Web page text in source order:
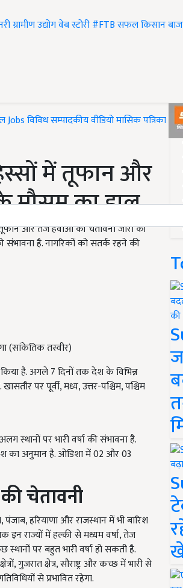
ग्रामीण उद्योगवेब स्टोरी#FTBसफल किसान
Jobsविविधसम्पादकीयवीडियोमासिक पत्रिका
में तूफान और
मौसम का हाल
और तेज हवाओं की चेतावनी जारी की
है. नागरिकों को सतर्क रहने की
(सांकेतिक तस्वीर)
है. अगले 7 दिनों तक देश के विभिन्न
पर पूर्वी, मध्य, उत्तर-पश्चिम, पश्चिम
पर भारी वर्षा की संभावना है.
का अनुमान है. ओडिशा में 02 और 03
चेतावनी
हरियाणा और राजस्थान में भी बारिश
राज्यों में हल्की से मध्यम वर्षा, तेज
पर बहुत भारी वर्षा हो सकती है.
गुजरात क्षेत्र, सौराष्ट्र और कच्छ में भारी से
से प्रभावित रहेगा.